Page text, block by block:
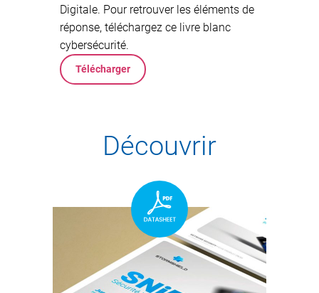
Digitale. Pour retrouver les éléments de
réponse, téléchargez ce livre blanc
cybersécurité.
Télécharger
Découvrir